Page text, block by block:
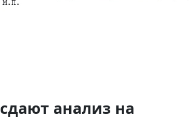
анализ на